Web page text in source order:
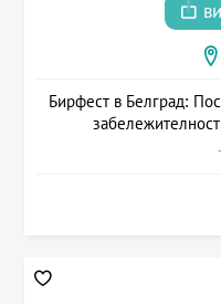
Бирфест в Белград: